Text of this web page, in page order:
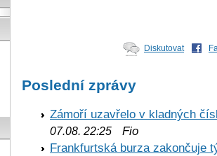
Diskutovat
Poslední zprávy
Zámoří uzavřelo v kladných
07.08. 22:25 Fio
Frankfurtská burza zakončuje